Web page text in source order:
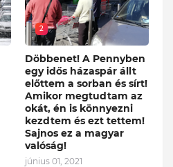
2
Döbbenet! A Pennyben
egy idős házaspár állt
előttem a sorban és sírt!
Amikor megtudtam az
okát, én is könnyezni
kezdtem és ezt tettem!
Sajnos ez a magyar
valóság!
június 01, 2021